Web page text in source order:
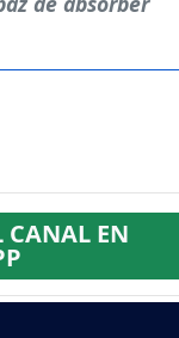
CANAL EN